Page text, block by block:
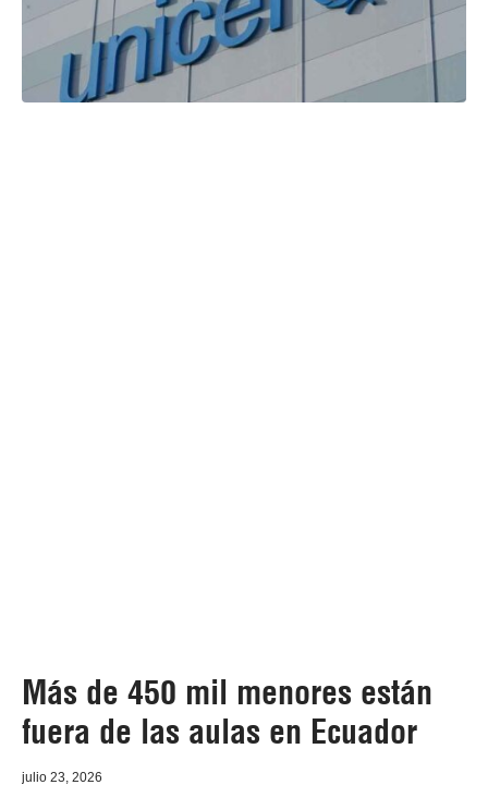
Más de 450 mil menores están
fuera de las aulas en Ecuador
julio 23, 2026